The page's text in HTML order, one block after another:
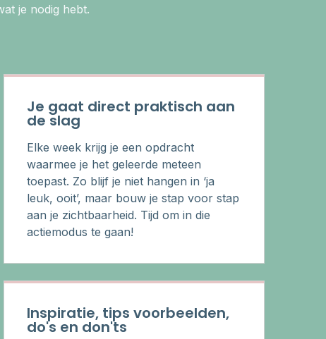
je nodig hebt.
Je gaat direct praktisch aan
de slag
Elke week krijg je een opdracht
waarmee je het geleerde meteen
toepast. Zo blijf je niet hangen in ‘ja
leuk, ooit’, maar bouw je stap voor stap
aan je zichtbaarheid. Tijd om in die
actiemodus te gaan!
Inspiratie, tips voorbeelden,
do's en don'ts